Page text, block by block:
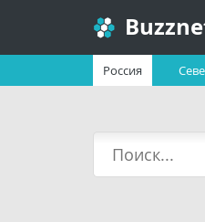
Россия